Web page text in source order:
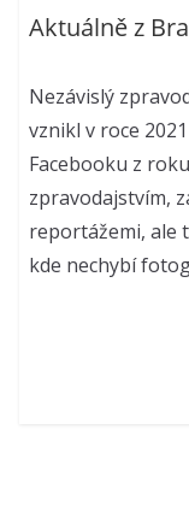
Aktuálně z
Nezávislý
vznikl v roce
Facebooku z
zpravodajstvím,
reportážemi, ale
kde nechybí